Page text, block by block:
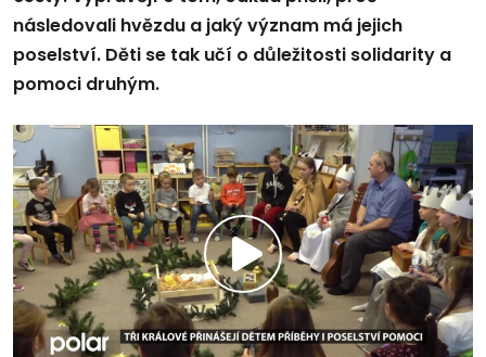
následovali hvězdu a jaký význam má jejich
poselství. Děti se tak učí o důležitosti solidarity a
pomoci druhým.
Přehrát
video